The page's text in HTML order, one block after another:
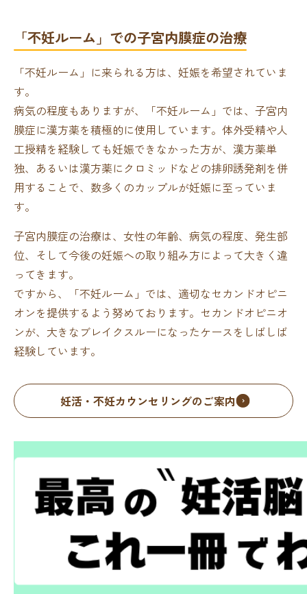
「不妊ルーム」での子宮内膜症の治療
「不妊ルーム」に来られる方は、妊娠を希望されていま
す。
病気の程度もありますが、「不妊ルーム」では、子宮内
膜症に漢方薬を積極的に使用しています。体外受精や人
工授精を経験しても妊娠できなかった方が、漢方薬単
独、あるいは漢方薬にクロミッドなどの排卵誘発剤を併
用することで、数多くのカップルが妊娠に至っていま
す。
子宮内膜症の治療は、女性の年齢、病気の程度、発生部
位、そして今後の妊娠への取り組み方によって大きく違
ってきます。
ですから、「不妊ルーム」では、適切なセカンドオピニ
オンを提供するよう努めております。セカンドオピニオ
ンが、大きなブレイクスルーになったケースをしばしば
経験しています。
妊活・不妊カウンセリングのご案内